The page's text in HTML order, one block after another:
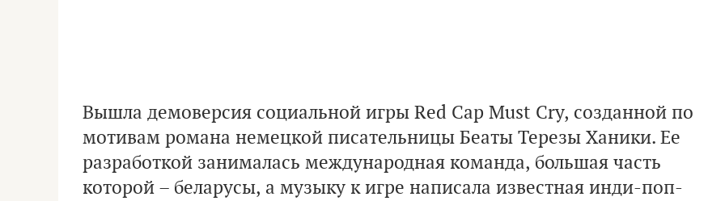
Вышла демоверсия социальной игры Red Cap Must Cry, созданной по
мотивам романа немецкой писательницы Беаты Терезы Ханики. Ее
разработкой занималась международная команда, большая часть
которой – беларусы, а музыку к игре написала известная инди-поп-